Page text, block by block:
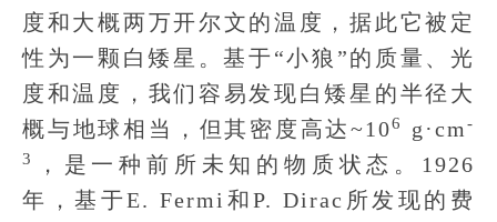
度和大概两万开尔文的温度，据此它被定
性为一颗白矮星。基于“小狼”的质量、光
度和温度，我们容易发现白矮星的半径大
概与地球相当，但其密度高达~106 g·cm-
3
，是一种前所未知的物质状态。1926
年，基于E. Fermi和P. Dirac所发现的费